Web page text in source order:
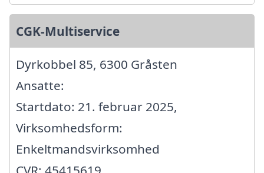
CGK-Multiservice
Dyrkobbel 85, 6300 Gråsten
Ansatte:
Startdato: 21. februar 2025,
Virksomhedsform:
Enkeltmandsvirksomhed